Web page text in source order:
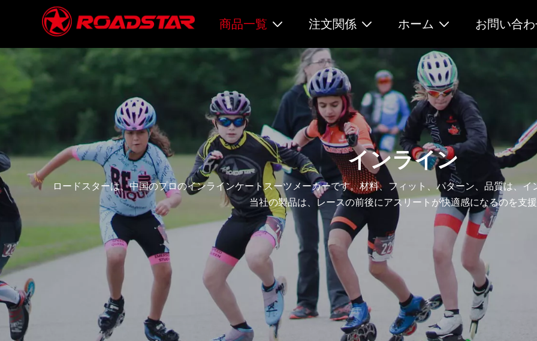
商品一覧 注文関係 ホーム お問い合
インライン
ロードスターは、中国のプロのインラインケートスーツメーカーです。材料、フィット、パターン、品質は、イ
当社の製品は、レースの前後にアスリートが快適感になるのを支